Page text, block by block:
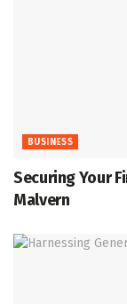
BUSINESS
Securing Your
Malvern